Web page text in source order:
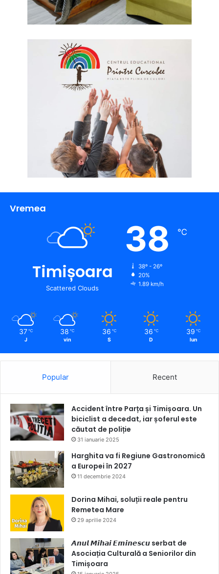
Vremea
Timișoara
Scattered Clouds
38 ℃
38º - 26º
20%
1.89 km/h
37 ℃
J
38 ℃
vin
36 ℃
S
36 ℃
D
39 ℃
lun
Popular Recent
Accident între Parța și Timișoara. Un
biciclist a decedat, iar șoferul este
căutat de poliție
31 ianuarie 2025
Harghita va fi Regiune Gastronomică
a Europei în 2027
11 decembrie 2024
Dorina Mihai, soluții reale pentru
Remetea Mare
29 aprilie 2024
𝘼𝙣𝙪𝙡 𝙈𝙞𝙝𝙖𝙞 𝙀𝙢𝙞𝙣𝙚𝙨𝙘𝙪 serbat de
Asociația Culturală a Seniorilor din
Timișoara